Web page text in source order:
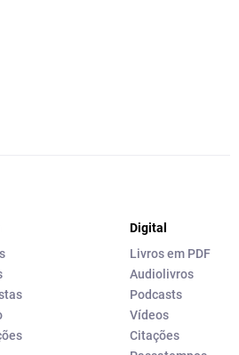
Digital
Livros em PDF
Audiolivros
Podcasts
Vídeos
Citações